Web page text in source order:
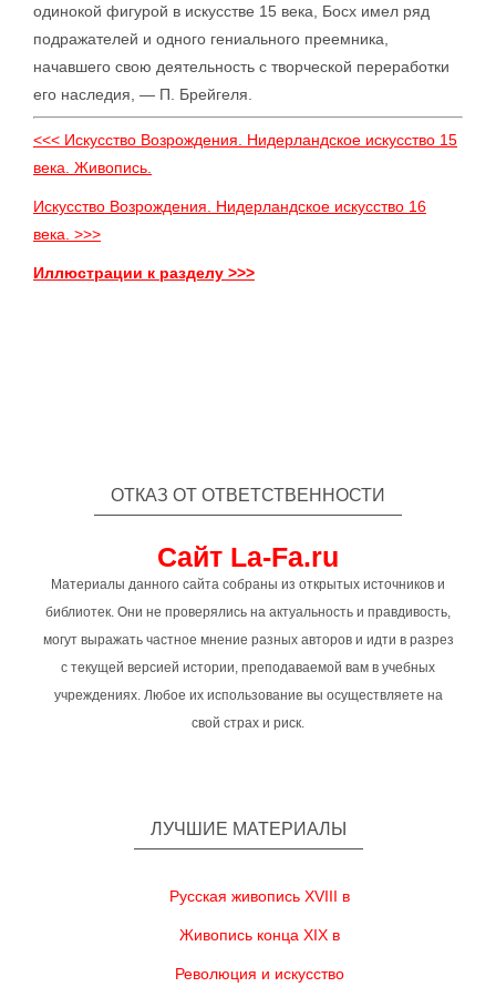
одинокой фигурой в искусстве 15 века, Босх имел ряд
подражателей и одного гениального преемника,
начавшего свою деятельность с творческой переработки
его наследия, — П. Брейгеля.
<<< Искусство Возрождения. Нидерландское искусство 15
века. Живопись.
Искусство Возрождения. Нидерландское искусство 16
века. >>>
Иллюстрации к разделу >>>
ОТКАЗ ОТ ОТВЕТСТВЕННОСТИ
Сайт La-Fa.ru
Материалы данного сайта собраны из открытых источников и
библиотек. Они не проверялись на актуальность и правдивость,
могут выражать частное мнение разных авторов и идти в разрез
с текущей версией истории, преподаваемой вам в учебных
учреждениях. Любое их использование вы осуществляете на
свой страх и риск.
ЛУЧШИЕ МАТЕРИАЛЫ
Русская живопись XVIII в
Живопись конца XIX в
Революция и искусство